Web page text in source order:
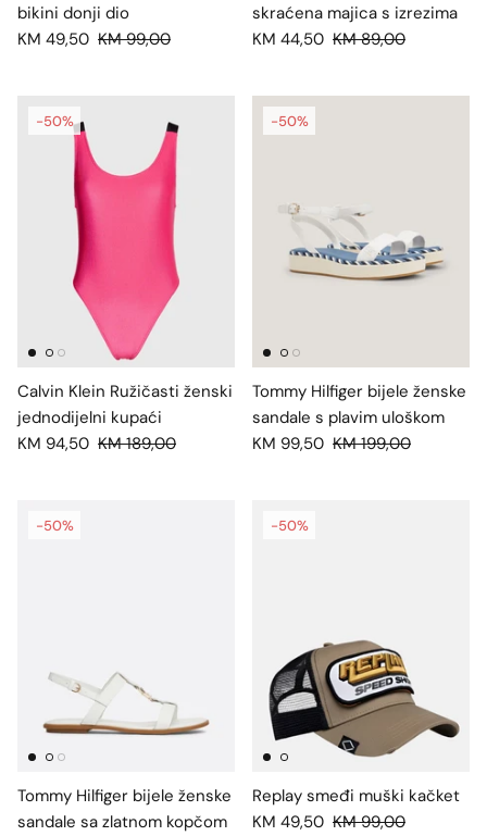
bikini donji dio
KM 49,50 KM 99,00
skraćena majica s izrezima
KM 44,50 KM 89,00
-50%
Calvin Klein Ružičasti ženski
jednodijelni kupaći
KM 94,50 KM 189,00
-50%
Tommy Hilfiger bijele ženske
sandale s plavim uloškom
KM 99,50 KM 199,00
-50%
Tommy Hilfiger bijele ženske
sandale sa zlatnom kopčom
-50%
Replay smeđi muški kačket
KM 49,50 KM 99,00